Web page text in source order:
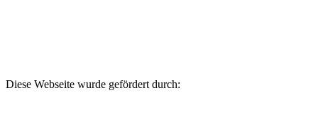
Diese Webseite wurde gefördert durch: